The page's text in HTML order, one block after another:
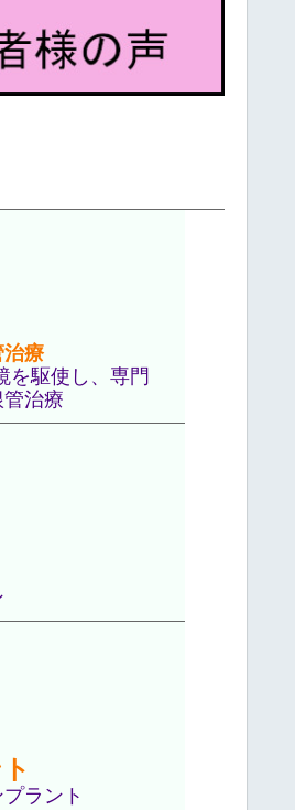
治療
を駆使し、専門
治療
ラント